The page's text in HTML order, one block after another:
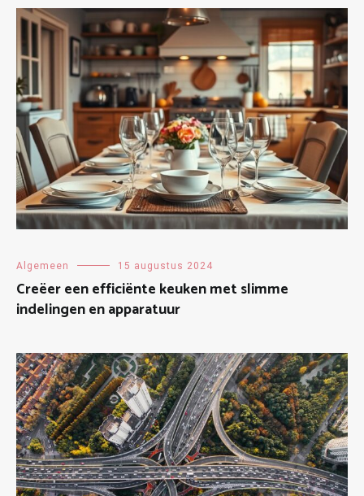
Algemeen 15 augustus 2024
Creëer een efficiënte keuken met slimme
indelingen en apparatuur